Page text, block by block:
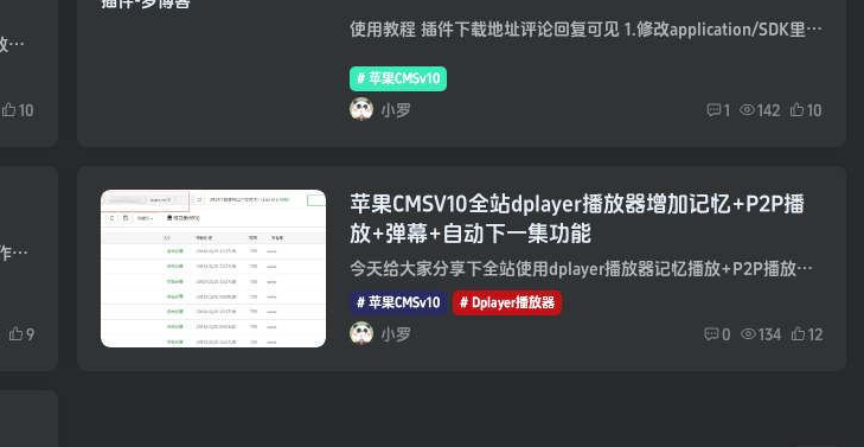
今天给大家分享下全站使用dplayer播放器记忆播放+P2P播放+弹幕+自动下一集功能教程，首先呢先下载下面的dplayer播放器文件，上传到跟目录，这里有一个前提条件就是在采集资源的时候我们只采集M3...
10
使用教程 插件下载地址评论回复可见 1.修改application/SDK里面的epay.config.php文件，填写你的商户ID和密钥与支付API地址，看下方图，其它不用修改。 2.修改application/SDK里面的return_url....
# 苹果CMSv10
小罗 1 142 10
苹果cms v10 最新版已经内置，本站插件转载于大图社区，作者金刚狼。后续更新由苹果cms官方提供。 什么是站群 一套面向站群和SEO推广需求客户的CMS，从内核到功能都经过精心打造，利用最新的P...
9
苹果CMSV10全站dplayer播放器增加记忆+P2P播
放+弹幕+自动下一集功能
今天给大家分享下全站使用dplayer播放器记忆播放+P2P播放+弹幕+自动下一集功能教程，首先呢先下载下面的dplayer播放器文件，上传到跟目录，这里有一个前提条件就是在采集资源的时候我们只采集M3...
# 苹果CMSv10 # Dplayer播放器
小罗 0 134 12